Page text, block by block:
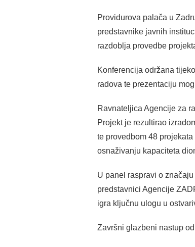
Providurova palača u
predstavnike javnih
razdoblja provedbe
Konferencija održana
radova te prezentaciju
Ravnateljica Agencije za
Projekt je rezultirao
te provedbom 48
osnaživanju kapaciteta
U panel raspravi o
predstavnici Agencije
igra ključnu ulogu u
Završni glazbeni nastup